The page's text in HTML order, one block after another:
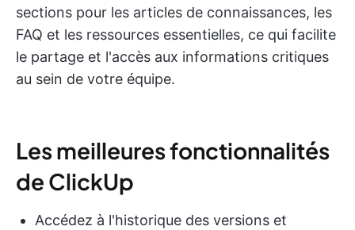
sections pour les articles de connaissances, les
FAQ et les ressources essentielles, ce qui facilite
le partage et l'accès aux informations critiques
au sein de votre équipe.
Les meilleures fonctionnalités
de ClickUp
Accédez à l'historique des versions et